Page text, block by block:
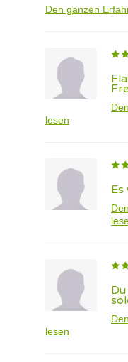
Den ganzen
lesen
lesen